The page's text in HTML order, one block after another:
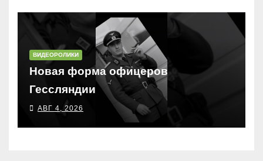
ВИДЕОРОЛИКИ
Новая форма офицеров
Гессляндии
АВГ 4, 2026